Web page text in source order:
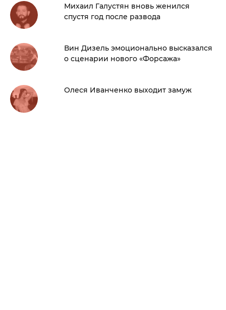
Михаил Галустян вновь женился
спустя год после развода
Вин Дизель эмоционально высказался
о сценарии нового «Форсажа»
Олеся Иванченко выходит замуж